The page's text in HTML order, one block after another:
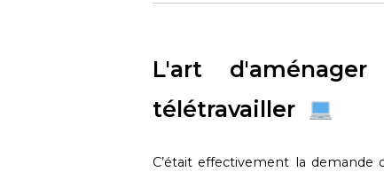
L'art
télétravailler
C’était effectivement la demande